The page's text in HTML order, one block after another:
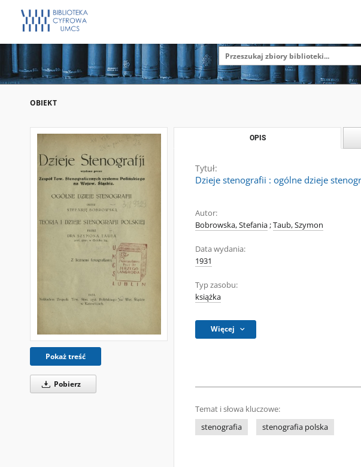
OBIEKT
Pokaż treść
Pobierz
OPIS
Tytuł:
Dzieje stenografii : ogólne dzieje
Autor:
Bobrowska, Stefania;Taub, Szymon
Data wydania:
1931
Typ zasobu:
książka
Więcej
Temat i słowa kluczowe:
stenografia
stenografia polska